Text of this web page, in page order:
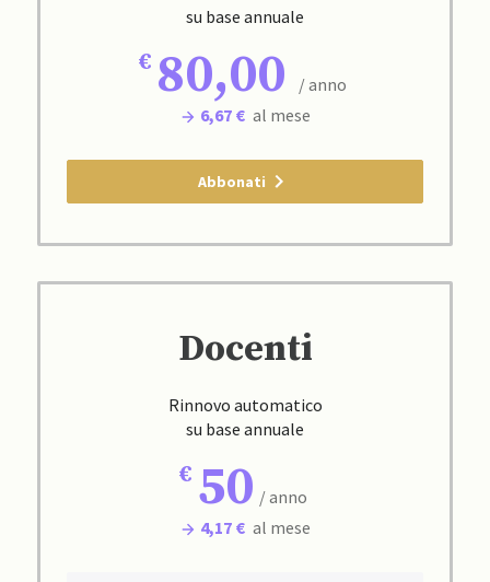
su base annuale
80,00
/ anno
6,67 € al mese
Abbonati
Docenti
Rinnovo automatico
su base annuale
50 / anno
4,17 € al mese